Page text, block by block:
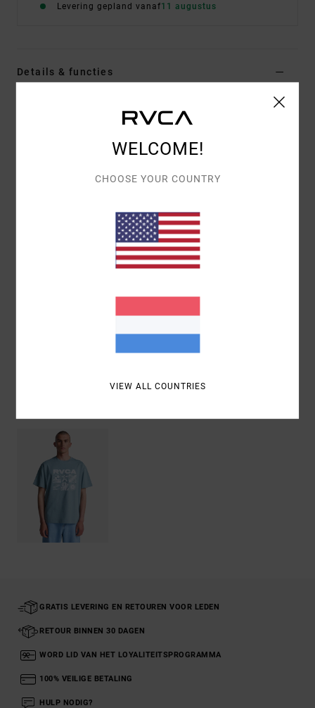
Levering gepland vanaf11 augustus
Details & functies
Kleurcodeslk0
kraag met ribboord
Grafische print:gezeefdrukt artwork op de
GRATIS LEVERING EN RETOUREN VOOR LEDEN
RETOUR BINNEN 30 DAGEN
WORD LID VAN HET LOYALITEITSPROGRAMMA
100% VEILIGE BETALING
HULP NODIG?
WELCOME!
CHOOSE YOUR COUNTRY
VIEW ALL COUNTRIES